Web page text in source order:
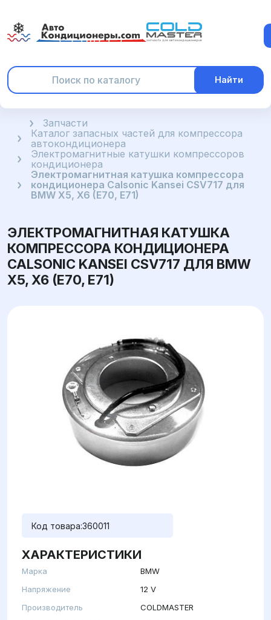
Найти
ГлавнаяЗапчасти
Каталог запасных частей для компрессора
автокондиционера
Электромагнитные катушки компрессоров
кондиционера
Электромагнитная катушка компрессора
кондиционера Calsonic Kansei CSV717 для
BMW X5, X6 (E70, E71)
ЭЛЕКТРОМАГНИТНАЯ КАТУШКА
КОМПРЕССОРА КОНДИЦИОНЕРА
CALSONIC KANSEI CSV717 ДЛЯ BMW
X5, X6 (E70, E71)
Код товара:360011
ХАРАКТЕРИСТИКИ
Марка
BMW
Напряжение
12 V
Производитель
COLDMASTER